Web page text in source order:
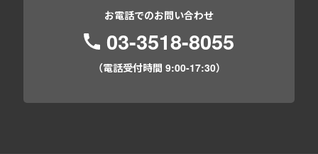
お電話でのお問い合わせ
03-3518-8055
（電話受付時間 9:00-17:30）